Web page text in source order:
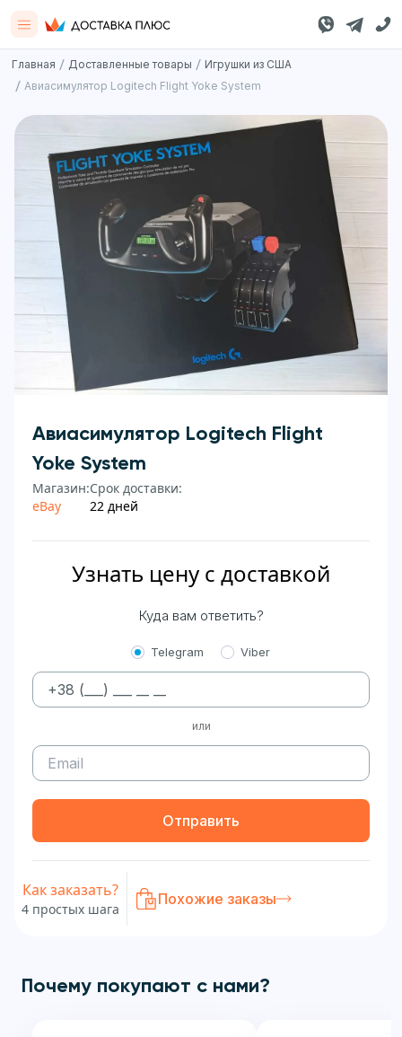
Главная / Доставленные товары / Игрушки из США
/ Авиасимулятор Logitech Flight Yoke System
Авиасимулятор Logitech Flight
Yoke System
Магазин:
eBay
Срок доставки:
22 дней
Узнать цену с доставкой
Куда вам ответить?
Telegram Viber
или
Отправить
Как заказать?
4 простых шага
Похожие заказы
Почему покупают с нами?